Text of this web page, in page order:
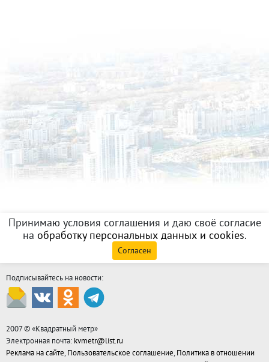
Принимаю условия соглашения и даю своё согласие
на обработку персональных данных и cookies.
Согласен
Подписывайтесь на новости:
2007 © «Квадратный метр»
Электронная почта: kvmetr@list.ru
Реклама на сайте, Пользовательское соглашение, Политика в отношении